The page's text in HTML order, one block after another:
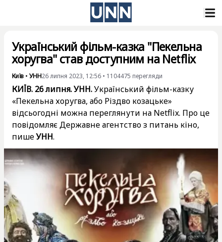
Український фільм-казка "Пекельна
хоругва" став доступним на Netflix
Київ • УНН26 липня 2023, 12:56 • 1104475 перегляди
КИЇВ. 26 липня. УНН.Український фільм-казку
«Пекельна хоругва, або Різдво козацьке»
відсьогодні можна переглянути на Netflix. Про це
повідомляє Державне агентство з питань кіно,
пишеУНН.